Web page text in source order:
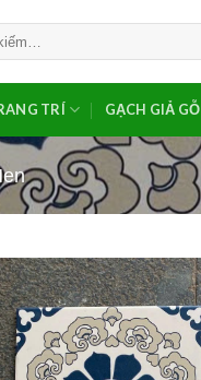
TRÍ GẠCH GIẢ GỖ